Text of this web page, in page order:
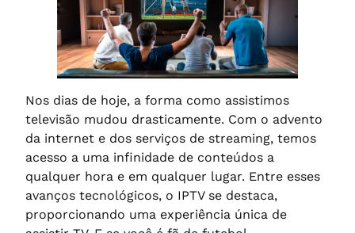
Nos dias de hoje, a forma como assistimos
televisão mudou drasticamente. Com o advento
da internet e dos serviços de streaming, temos
acesso a uma infinidade de conteúdos a
qualquer hora e em qualquer lugar. Entre esses
avanços tecnológicos, o IPTV se destaca,
proporcionando uma experiência única de